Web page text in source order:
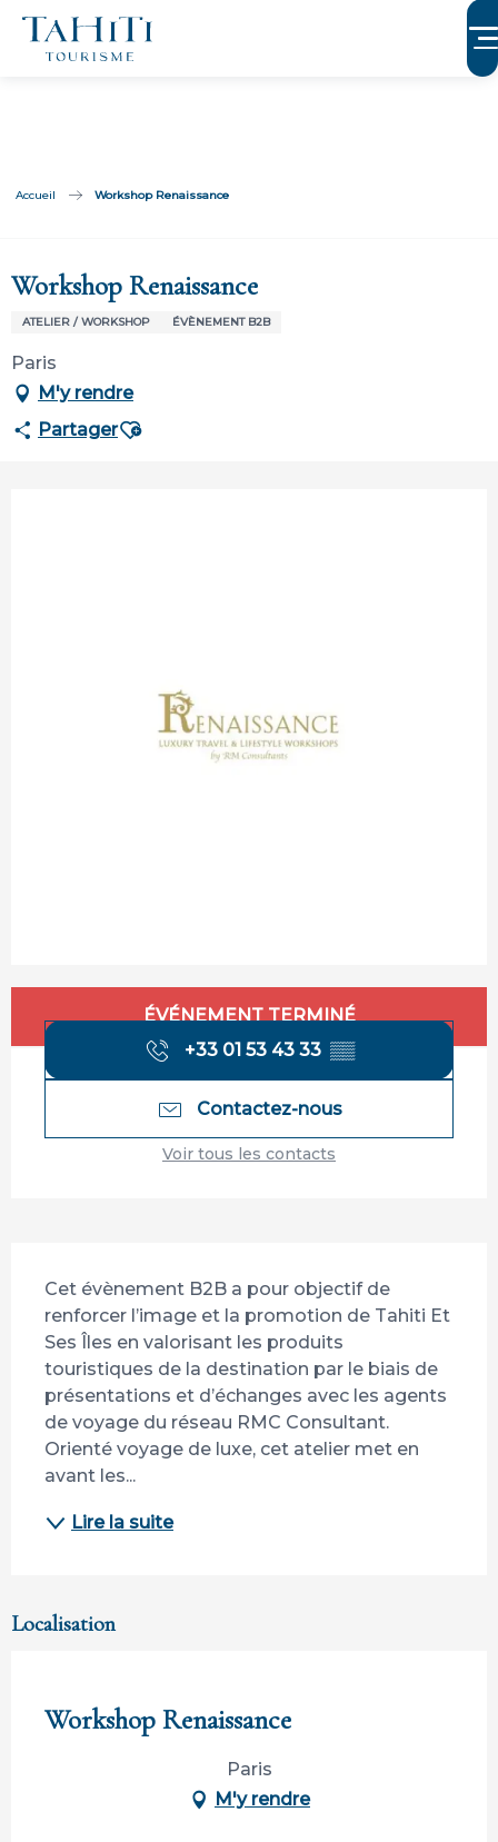
Aller
contenu
Accueil Workshop Renaissance
Workshop Renaissance
ATELIER / WORKSHOP ÉVÈNEMENT B2B
Paris
M'y rendre
PartagerAjouter aux favoris
Ouverture et coordonnées
ÉVÉNEMENT TERMINÉ
+33 01 53 43 33 ▒▒
Contactez-nous
Voir tous les contacts
Cet évènement B2B a pour objectif de
renforcer l’image et la promotion de Tahiti Et
Ses Îles en valorisant les produits
touristiques de la destination par le biais de
présentations et d’échanges avec les agents
de voyage du réseau RMC Consultant.
Orienté voyage de luxe, cet atelier met en
avant les...
Lire la suite
Localisation
Workshop Renaissance
Paris
M'y rendre